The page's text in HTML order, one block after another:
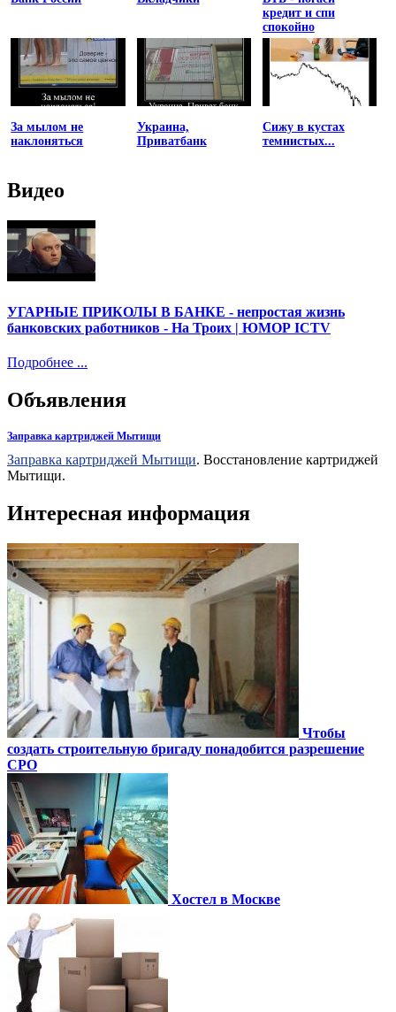
кредит и спи
спокойно
За мылом не
наклоняться
Украина,
Приватбанк
Сижу в кустах
темнистых...
Видео
УГАРНЫЕ ПРИКОЛЫ В БАНКЕ - непростая жизнь
банковских работников - На Троих | ЮМОР ICTV
Подробнее ...
Объявления
Заправка картриджей Мытищи
Заправка картриджей Мытищи. Восстановление картриджей
Мытищи.
Интересная информация
Чтобы
создать строительную бригаду понадобится разрешение
СРО
Хостел в Москве